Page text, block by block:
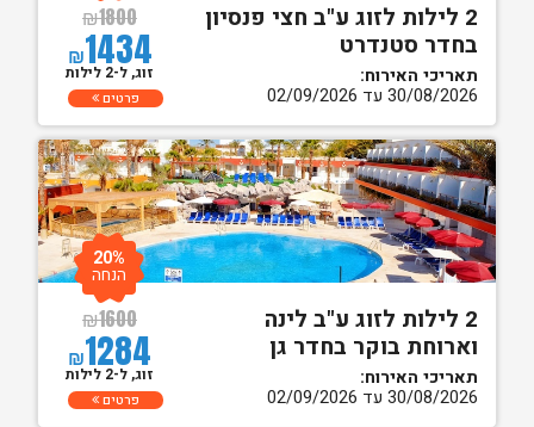
2 לילות לזוג ע"ב חצי פנסיון
בחדר סטנדרט
תאריכי האירוח:
30/08/2026 עד 02/09/2026
₪1800
₪1434
זוג, ל-2 לילות
פרטים
2 לילות לזוג ע"ב לינה
וארוחת בוקר בחדר גן
תאריכי האירוח:
30/08/2026 עד 02/09/2026
₪1600
₪1284
20%
הנחה
זוג, ל-2 לילות
פרטים